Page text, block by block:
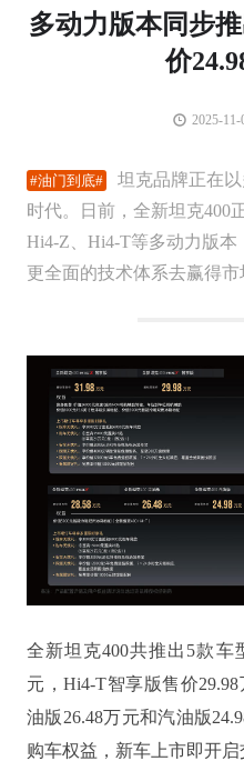
多动力版本同步
价
2025-11-
坦克品牌正在
时代。日前，全新坦克400
Hi4-Z、Hi4-T等多动力版本
更全面的技术体系去赢得市
全新坦克400共推出5款车
元，Hi4-T智享版售价
油版26.48万元和汽油版
购车权益，新车上市即开启